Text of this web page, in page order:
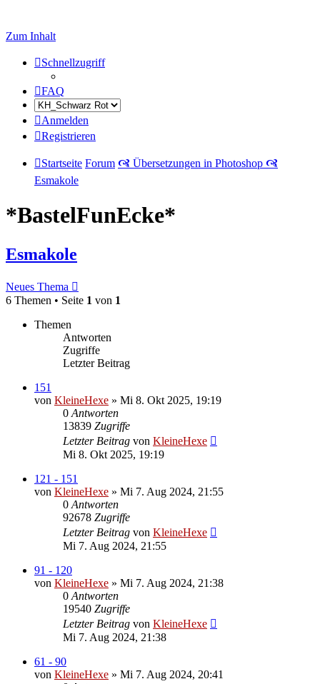
Zum Inhalt
Schnellzugriff
FAQ
Anmelden
Registrieren
Startseite Forum 🙧 Übersetzungen in Photoshop 🙧
Esmakole
*BastelFunEcke*
Esmakole
Neues Thema
6 Themen • Seite 1 von 1
Themen
Antworten
Zugriffe
Letzter Beitrag
151
von KleineHexe » Mi 8. Okt 2025, 19:19
0 Antworten
13839 Zugriffe
Letzter Beitrag von KleineHexe
Mi 8. Okt 2025, 19:19
121 - 151
von KleineHexe » Mi 7. Aug 2024, 21:55
0 Antworten
92678 Zugriffe
Letzter Beitrag von KleineHexe
Mi 7. Aug 2024, 21:55
91 - 120
von KleineHexe » Mi 7. Aug 2024, 21:38
0 Antworten
19540 Zugriffe
Letzter Beitrag von KleineHexe
Mi 7. Aug 2024, 21:38
61 - 90
von KleineHexe » Mi 7. Aug 2024, 20:41